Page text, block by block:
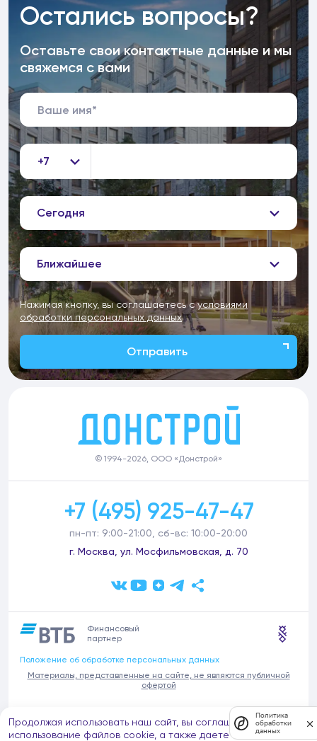
Остались вопросы?
Оставьте свои контактные данные и мы
свяжемся с вами
+7
Сегодня
Ближайшее
Нажимая кнопку, вы соглашаетесь сусловиями
обработки персональных данных
Отправить
© 1994-2026, ООО «Донстрой»
+7 (495) 925-47-47
пн-пт: 9:00-21:00, сб-вс: 10:00-20:00
г. Москва, ул. Мосфильмовская, д. 70
Финансовый
партнер
Положение об обработке персональных данных
Материалы, представленные на сайте, не являются публичной
офертой
В связи с участившимися случаями предложений частных услуг от
имени компании Донстрой (проведения ремонтов, продажи
отделочных материалов и т.п.), обращаем внимание на то, что
Продолжая использовать наш сайт, вы соглашаетесь на
использование файлов cookie, а также даете согласие на
Политика
обработки
данных